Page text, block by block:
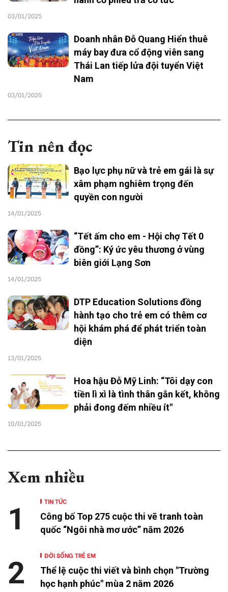
03/01/2025
Doanh nhân Đỗ Quang Hiển thuê
máy bay đưa cổ động viên sang
Thái Lan tiếp lửa đội tuyển Việt
Nam
03/01/2025
Tin nên đọc
Bạo lực phụ nữ và trẻ em gái là sự
xâm phạm nghiêm trọng đến
quyền con người
14/01/2025
“Tết ấm cho em - Hội chợ Tết 0
đồng”: Ký ức yêu thương ở vùng
biên giới Lạng Sơn
14/01/2025
DTP Education Solutions đồng
hành tạo cho trẻ em có thêm cơ
hội khám phá để phát triển toàn
diện
13/01/2025
Hoa hậu Đỗ Mỹ Linh: “Tôi dạy con
tiền lì xì là tình thân gắn kết, không
phải đong đếm nhiều ít"
10/01/2025
Xem nhiều
TIN TỨC
Công bố Top 275 cuộc thi vẽ tranh toàn
quốc “Ngôi nhà mơ ước” năm 2026
1
ĐỜI SỐNG TRẺ EM
Thể lệ cuộc thi viết và bình chọn "Trường
học hạnh phúc" mùa 2 năm 2026
2